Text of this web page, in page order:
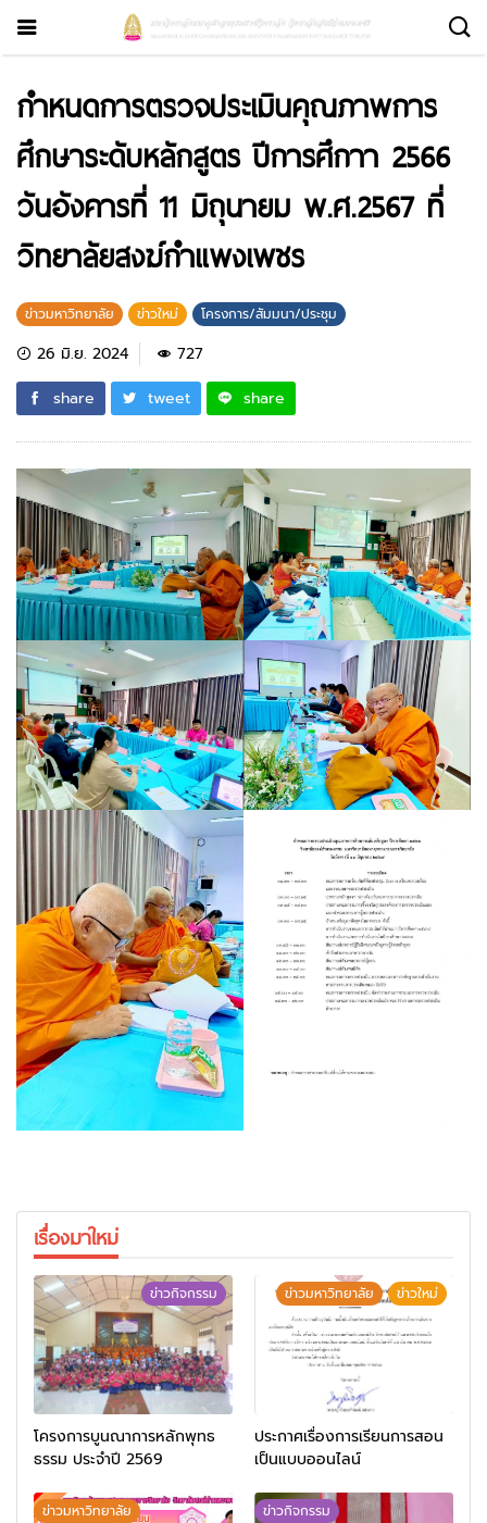
กำหนดการตรวจประเมินคุณภาพการ
ศึกษาระดับหลักสูตร ปีการศึกาา 2566
วันอังคารที่ 11 มิถุนายม พ.ศ.2567 ที่
วิทยาลัยสงฆ์กำแพงเพชร
ข่าวมหาวิทยาลัย ข่าวใหม่ โครงการ/สัมมนา/ประชุม
26 มิ.ย. 2024
727
share
tweet share
เรื่องมาใหม่
ข่าวกิจกรรม
โครงการบูนณาการหลักพุทธ
ธรรม ประจำปี 2569
ข่าวมหาวิทยาลัย ข่าวใหม่
ประกาศเรื่องการเรียนการสอน
เป็นแบบออนไลน์
ข่าวมหาวิทยาลัย
ข่าวกิจกรรม